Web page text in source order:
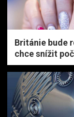
Británie bude
chce snížit